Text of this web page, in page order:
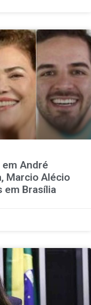
em André
Marcio Alécio
em Brasília